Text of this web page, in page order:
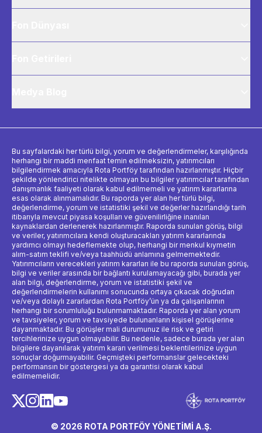
Bu sayfalardaki her türlü bilgi, yorum ve değerlendirmeler, karşılığında
herhangi bir maddi menfaat temin edilmeksizin, yatırımcıları
bilgilendirmek amacıyla Rota Portföy tarafından hazırlanmıştır. Hiçbir
şekilde yönlendirici nitelikte olmayan bu bilgiler yatırımcılar tarafından
danışmanlık faaliyeti olarak kabul edilmemeli ve yatırım kararlarına
esas olarak alınmamalıdır. Bu raporda yer alan her türlü bilgi,
değerlendirme, yorum ve istatistiki şekil ve değerler hazırlandığı tarih
itibarıyla mevcut piyasa koşulları ve güvenilirliğine inanılan
kaynaklardan derlenerek hazırlanmıştır. Raporda sunulan görüş, bilgi
ve veriler, yatırımcılara kendi oluşturacakları yatırım kararlarında
yardımcı olmayı hedeflemekte olup, herhangi bir menkul kıymetin
alım-satım teklifi ve/veya taahhüdü anlamına gelmemektedir.
Yatırımcıların verecekleri yatırım kararları ile bu raporda sunulan görüş,
bilgi ve veriler arasında bir bağlantı kurulamayacağı gibi, burada yer
alan bilgi, değerlendirme, yorum ve istatistiki şekil ve
değerlendirmelerin kullanımı sonucunda ortaya çıkacak doğrudan
ve/veya dolaylı zararlardan Rota Portföy’ün ya da çalışanlarının
herhangi bir sorumluluğu bulunmamaktadır. Raporda yer alan yorum
ve tavsiyeler, yorum ve tavsiyede bulunanların kişisel görüşlerine
dayanmaktadır. Bu görüşler mali durumunuz ile risk ve getiri
tercihlerinize uygun olmayabilir. Bu nedenle, sadece burada yer alan
bilgilere dayanılarak yatırım kararı verilmesi beklentilerinize uygun
sonuçlar doğurmayabilir. Geçmişteki performanslar gelecekteki
performansın bir göstergesi ya da garantisi olarak kabul
edilmemelidir.
© 2026 ROTA PORTFÖY YÖNETİMİ A.Ş.